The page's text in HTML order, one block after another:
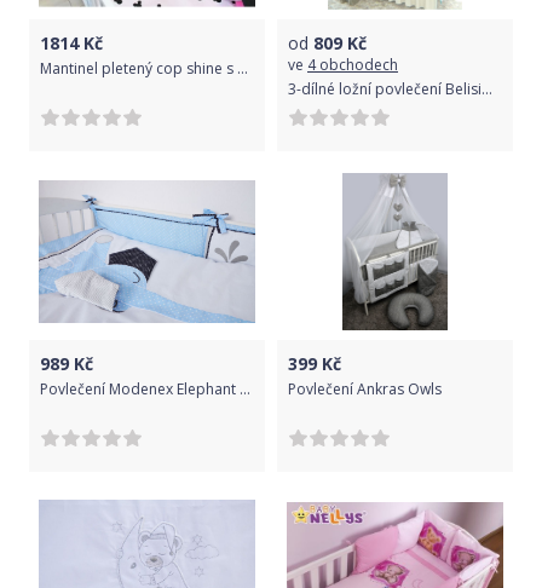
1814Kč
Mantinel pletený cop shine s povlečením Mickey - černá, stříbrná, růžová, B19, Velikost povlečení 135x100
od 809 Kč
ve 4 obchodech
3-dílné ložní povlečení Belisima Hvězdička 100/135 tyrkysové
989 Kč
Povlečení Modenex Elephant 135x100 cm
399 Kč
Povlečení Ankras Owls